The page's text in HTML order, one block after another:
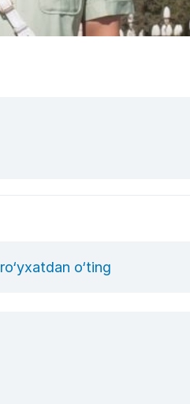
ro‘yxatdan o‘ting